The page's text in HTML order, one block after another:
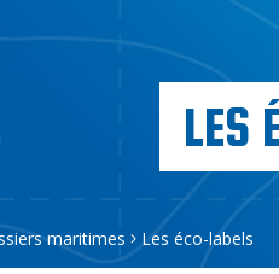
LES
maritimes Les éco-labels